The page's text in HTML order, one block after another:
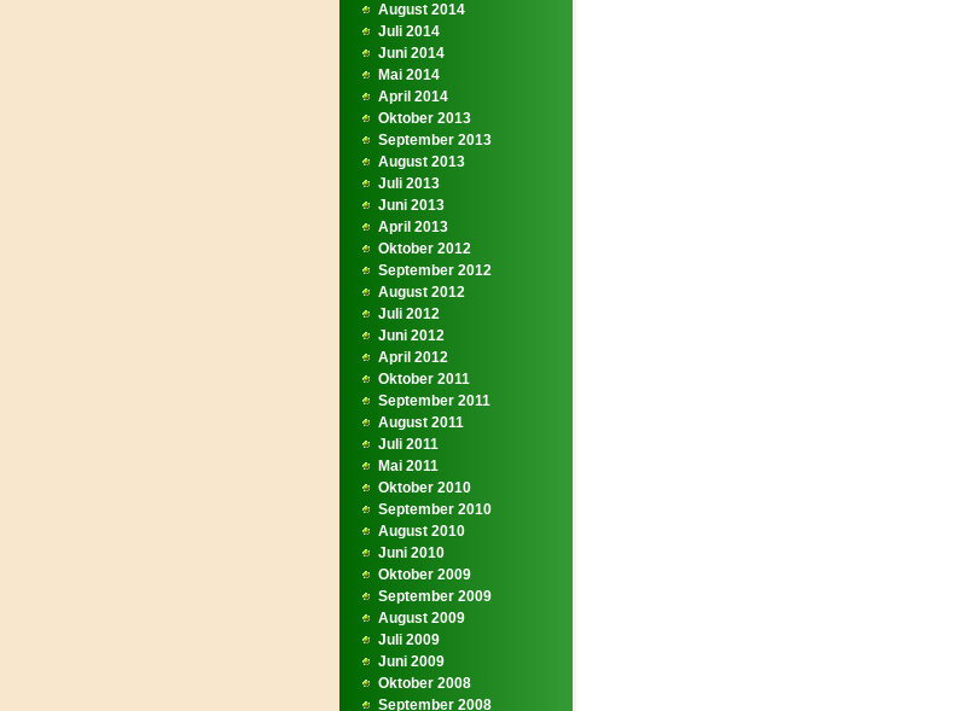
August 2014
Juli 2014
Juni 2014
Mai 2014
April 2014
Oktober 2013
September 2013
August 2013
Juli 2013
Juni 2013
April 2013
Oktober 2012
September 2012
August 2012
Juli 2012
Juni 2012
April 2012
Oktober 2011
September 2011
August 2011
Juli 2011
Mai 2011
Oktober 2010
September 2010
August 2010
Juni 2010
Oktober 2009
September 2009
August 2009
Juli 2009
Juni 2009
Oktober 2008
September 2008